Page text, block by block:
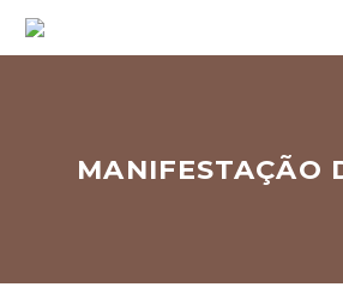
MANIFESTAÇÃO